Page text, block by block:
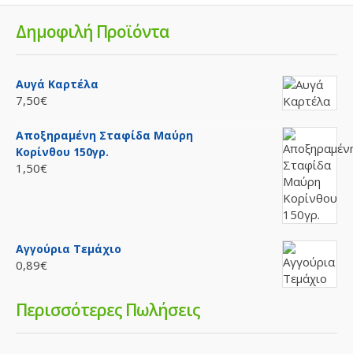
Δημοφιλή Προϊόντα
Αυγά Καρτέλα
7,50€
Αποξηραμένη Σταφίδα Μαύρη
Κορίνθου 150γρ.
1,50€
Αγγούρια Τεμάχιο
0,89€
Περισσότερες Πωλήσεις